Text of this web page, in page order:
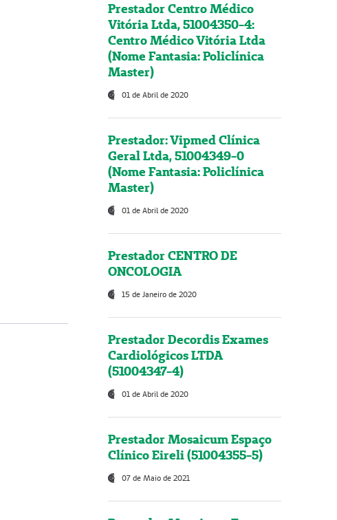
Prestador Centro Médico
Vitória Ltda, 51004350-4:
Centro Médico Vitória Ltda
(Nome Fantasia: Policlínica
Master)
01 de Abril de 2020
Prestador: Vipmed Clínica
Geral Ltda, 51004349-0
(Nome Fantasia: Policlínica
Master)
01 de Abril de 2020
Prestador CENTRO DE
ONCOLOGIA
15 de Janeiro de 2020
Prestador Decordis Exames
Cardiológicos LTDA
(51004347-4)
01 de Abril de 2020
Prestador Mosaicum Espaço
Clínico Eireli (51004355-5)
07 de Maio de 2021